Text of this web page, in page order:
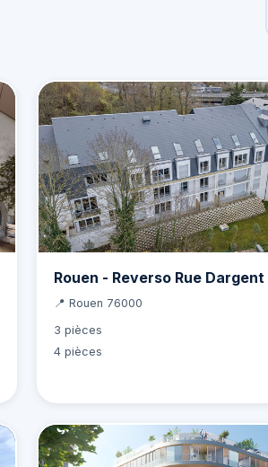
Rouen - Reverso Rue Dargent
📍 Rouen 76000
3 pièces
4 pièces